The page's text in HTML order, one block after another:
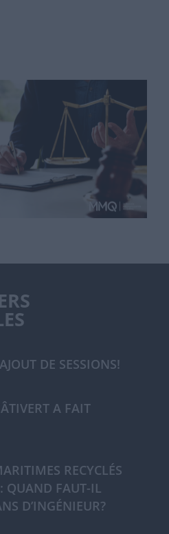
DE SESSIONS!
A FAIT
RECYCLÉS
QUAND FAUT-IL
D’INGÉNIEUR?